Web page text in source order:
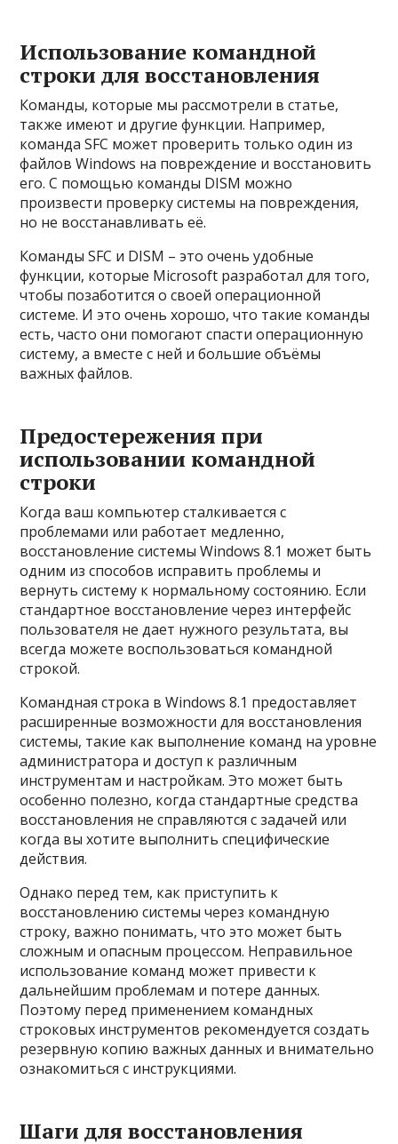
Использование командной
строки для восстановления
Команды, которые мы рассмотрели в статье,
также имеют и другие функции. Например,
команда SFC может проверить только один из
файлов Windows на повреждение и восстановить
его. С помощью команды DISM можно
произвести проверку системы на повреждения,
но не восстанавливать её.
Команды SFC и DISM – это очень удобные
функции, которые Microsoft разработал для того,
чтобы позаботится о своей операционной
системе. И это очень хорошо, что такие команды
есть, часто они помогают спасти операционную
систему, а вместе с ней и большие объёмы
важных файлов.
Предостережения при
использовании командной
строки
Когда ваш компьютер сталкивается с
проблемами или работает медленно,
восстановление системы Windows 8.1 может быть
одним из способов исправить проблемы и
вернуть систему к нормальному состоянию. Если
стандартное восстановление через интерфейс
пользователя не дает нужного результата, вы
всегда можете воспользоваться командной
строкой.
Командная строка в Windows 8.1 предоставляет
расширенные возможности для восстановления
системы, такие как выполнение команд на уровне
администратора и доступ к различным
инструментам и настройкам. Это может быть
особенно полезно, когда стандартные средства
восстановления не справляются с задачей или
когда вы хотите выполнить специфические
действия.
Однако перед тем, как приступить к
восстановлению системы через командную
строку, важно понимать, что это может быть
сложным и опасным процессом. Неправильное
использование команд может привести к
дальнейшим проблемам и потере данных.
Поэтому перед применением командных
строковых инструментов рекомендуется создать
резервную копию важных данных и внимательно
ознакомиться с инструкциями.
Шаги для восстановления